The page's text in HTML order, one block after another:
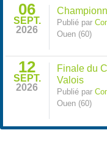
06
SEPT.
2026
Publié par
Ouen (60)
12
SEPT.
2026
Finale du
Valois
Publié par
Ouen (60)